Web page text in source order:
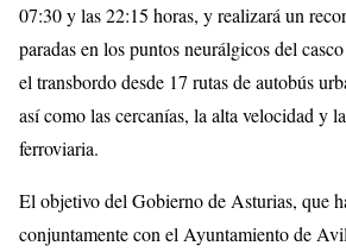
07:30 y las 22:15 horas, y realizará un
paradas en los puntos neurálgicos del
el transbordo desde 17 rutas de autobús
así como las cercanías, la alta velocidad y
ferroviaria.
El objetivo del Gobierno de Asturias, que
conjuntamente con el Ayuntamiento de